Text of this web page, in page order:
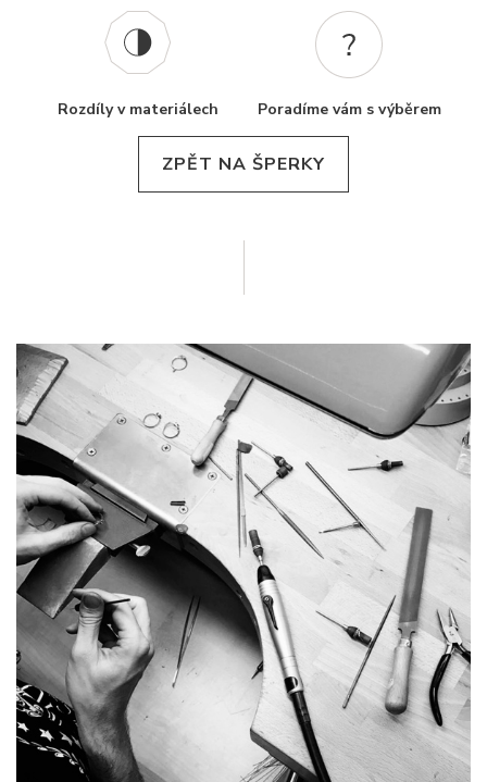
Rozdíly v materiálech Poradíme vám s výběrem
ZPĚT NA ŠPERKY